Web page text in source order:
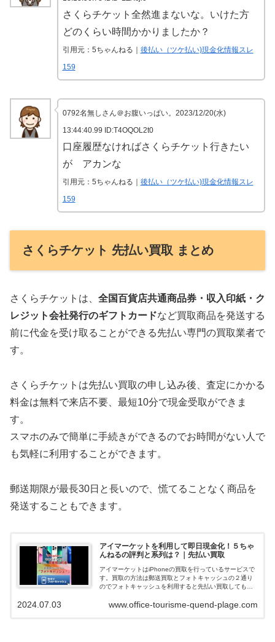
さくらチケット全然進まないな。いけた方
どのくらい時間かかりましたか？
引用元：5ちゃんねる｜ 後払い（ツケ払い)現金化情報スレ
159
0792名無しさん＠お腹いっぱい。2023/12/20(水)
13:44:40.99 ID:T4OQOL2t0
口座履歴なければさくらチケット行きたい
が アカンな
引用元：5ちゃんねる｜ 後払い（ツケ払い)現金化情報スレ
159
さくらチケット 先払い買取 まとめ
さくらチケットは、 全国百貨店共通商品券・収入印紙・ク
レジット会社発行のギフトカードなど買取商品を発送する
前に代金を受け取ることができる先払い専門の買取業者で
す。
さくらチケットは先払い買取の申し込み後、査定にかかる
料金は無料で来店不要、最短10分で現金受取ができま
す。
スマホのみで簡単に手続きができるのでお時間がない人で
も気軽に利用することができます。
郵送期限が最長30日と長いので、慌てることなく商品を
発送することもできます。
アイマーケットを利用して即日現金化！５ちゃ
んねるの評判と系列は？｜先払い買取
アイマーケットはiPhoneの買取を行っているサービスで
す。買取の方法は郵送買取とフォトキャッシュの２通り
のでフォトキャッシュを利用すると先払い買取してもら
ると、在籍確認も無く申込みの審査落...
www.office-tourisme-quend-plage.com
2024.07.03